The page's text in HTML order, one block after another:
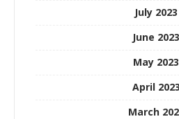
July 2023
June 2023
May 2023
April 2023
March